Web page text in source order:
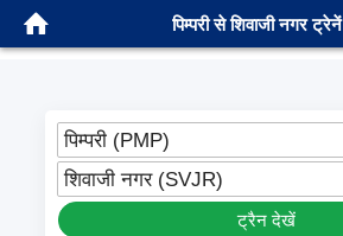
पिम्परी से शिवाजी नगर ट्रेनें
पिम्परी (PMP)
शिवाजी नगर (SVJR)
ट्रैन देखें